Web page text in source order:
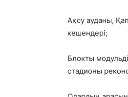
Ақсу ауданы,
кешендері;
Блокты
стадионы